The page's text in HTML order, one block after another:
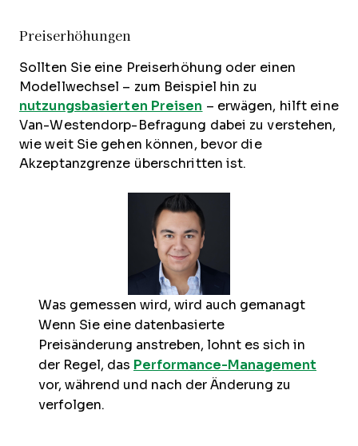
Preiserhöhungen
Sollten Sie eine Preiserhöhung oder einen
Modellwechsel – zum Beispiel hin zu
nutzungsbasierten Preisen – erwägen, hilft eine
Van-Westendorp-Befragung dabei zu verstehen,
wie weit Sie gehen können, bevor die
Akzeptanzgrenze überschritten ist.
Was gemessen wird, wird auch gemanagt
Wenn Sie eine datenbasierte
Preisänderung anstreben, lohnt es sich in
der Regel, das Performance-Management
vor, während und nach der Änderung zu
verfolgen.